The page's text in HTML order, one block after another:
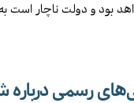
بود و دولت ناچار است
رسمی درباره